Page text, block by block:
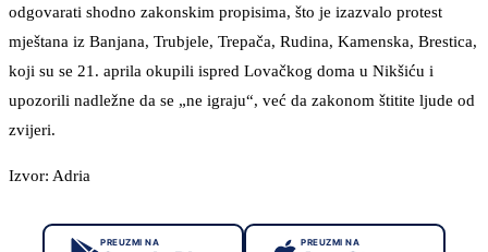
odgovarati shodno zakonskim propisima, što je izazvalo protest
mještana iz Banjana, Trubjele, Trepača, Rudina, Kamenska, Brestica,
koji su se 21. aprila okupili ispred Lovačkog doma u Nikšiću i
upozorili nadležne da se „ne igraju“, već da zakonom štitite ljude od
zvijeri.
Izvor: Adria
PREUZMI NA PREUZMI NA